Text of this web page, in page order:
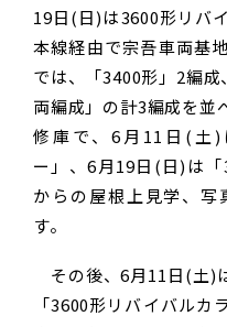
19日(日)は3600形リバ
本線経由で宗吾車両基
では、「3400形」2編
両編成」の計3編成を並
修庫で、6月11日(土)
ー」、6月19日(日)は
からの屋根上見学、写
す。
その後、6月11日(土)
「3600形リバイバルカ